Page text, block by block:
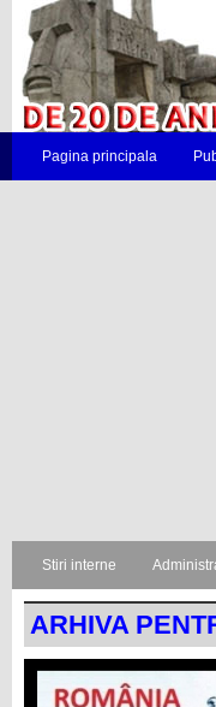
Pagina principala
Stiri interne
ARHIVA